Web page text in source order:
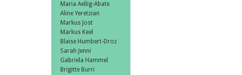
Maria Aellig-Abate
Aline Yeretzian
Markus Jost
Markus Keel
Blaise Humbert-Droz
Sarah Jenni
Gabriela Hammel
Brigitte Burri